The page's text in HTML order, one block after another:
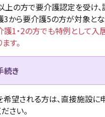
上の方で要介護認定を受け
3から要介護5の方が対象とな
1・2の方でも特例として入
す。
続き
希望される方は、直接施設に
さい。